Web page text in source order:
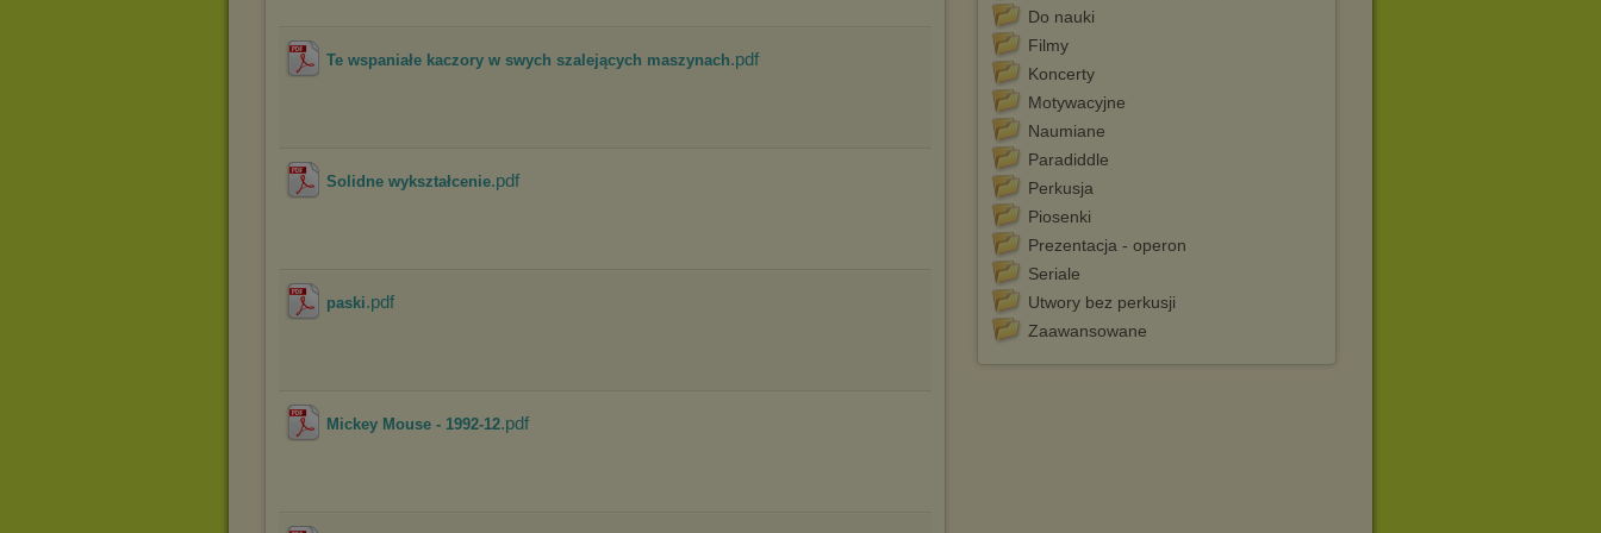
Wyrażenie sprzeciwu spowoduje, że wyświetlana Ci reklama nie
będzie dopasowana do Twoich preferencji, a będzie to reklama
wyświetlona przypadkowo.
Istnieje możliwość zmiany ustawień przeglądarki internetowej w
sposób uniemożliwiający przechowywanie plików cookies na
urządzeniu końcowym. Można również usunąć pliki cookies,
dokonując odpowiednich zmian w ustawieniach przeglądarki
Pełną informację na ten temat znajdziesz pod adresem
Do nauki
Filmy
Koncerty
Motywacyjne
Naumiane
Paradiddle
Perkusja
Piosenki
Prezentacja - operon
Seriale
Utwory bez perkusji
Zaawansowane
Te wspaniałe kaczory w swych szalejących maszynach.pdf
Solidne wykształcenie.pdf
paski.pdf
Mickey Mouse - 1992-12.pdf